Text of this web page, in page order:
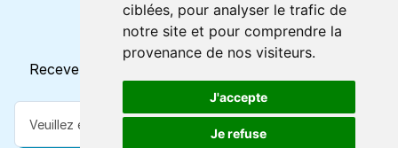
ciblées, pour analyser le trafic de
notre site et pour comprendre la
provenance de nos visiteurs.
J'accepte
Je refuse
Horaires et offres actuels
Recevez toutes les mises à jour dans votre e-mail